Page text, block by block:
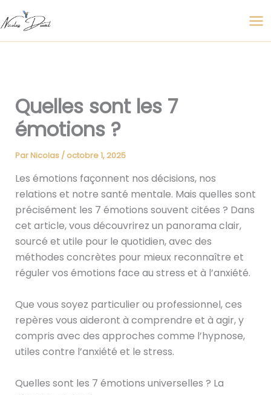
au
contenu
Quelles sont les 7
émotions ?
ParNicolas / octobre 1, 2025
Les émotions façonnent nos décisions, nos
relations et notre santé mentale. Mais quelles sont
précisément les 7 émotions souvent citées ? Dans
cet article, vous découvrirez un panorama clair,
sourcé et utile pour le quotidien, avec des
méthodes concrètes pour mieux reconnaître et
réguler vos émotions face au stress et à l’anxiété.
Que vous soyez particulier ou professionnel, ces
repères vous aideront à comprendre et à agir, y
compris avec des approches comme l’hypnose,
utiles contre l’anxiété et le stress.
Quelles sont les 7 émotions universelles ? La